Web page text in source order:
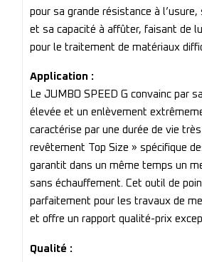
pour sa grande résistance à
et sa capacité à affûter, faisant de
pour le traitement de matériaux
Application :
Le JUMBO SPEED G convainc par
élevée et un enlèvement
caractérise par une durée de vie
revêtement Top Size » spécifique
garantit dans un même temps un
sans échauffement. Cet outil de
parfaitement pour les travaux de
et offre un rapport qualité-prix
Qualité :